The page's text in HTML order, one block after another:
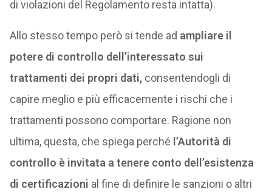
di violazioni del Regolamento resta intatta).
Allo stesso tempo però si tende ad ampliare il
potere di controllo dell’interessato sui
trattamenti dei propri dati,consentendogli di
capire meglio e più efficacemente i rischi che i
trattamenti possono comportare. Ragione non
ultima, questa, che spiega perché l’Autorità di
controllo è invitata a tenere conto dell’esistenza
di certificazioni al fine di definire le sanzioni o altri